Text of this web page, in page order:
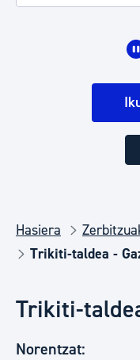
Hasiera
Trikiti-taldea -
Trikiti-
Norentzat: